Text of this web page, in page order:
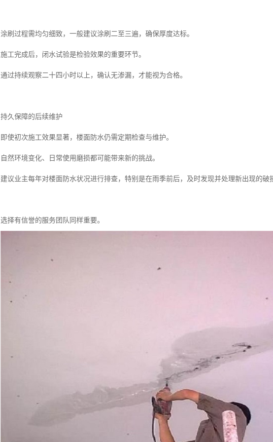
涂刷过程需均匀细致，一般建议涂刷二至三遍，确保厚度达标。
施工完成后，闭水试验是检验效果的重要环节。
通过持续观察二十四小时以上，确认无渗漏，才能视为合格。
持久保障的后续维护
即使初次施工效果显著，楼面防水仍需定期检查与维护。
自然环境变化、日常使用磨损都可能带来新的挑战。
建议业主每年对楼面防水状况进行排查，特别是在雨季前后，及时发现并处理新出现的破
选择有信誉的服务团队同样重要。